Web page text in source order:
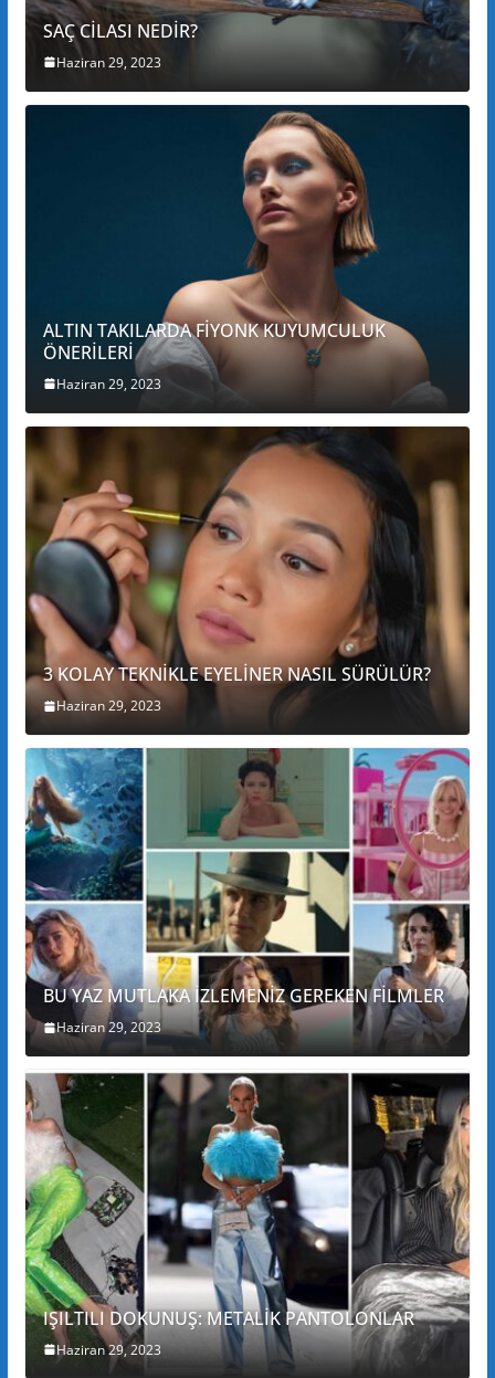
SAÇ CİLASI NEDİR?
Haziran 29, 2023
ALTIN TAKILARDA FİYONK KUYUMCULUK
ÖNERİLERİ
Haziran 29, 2023
3 KOLAY TEKNİKLE EYELİNER NASIL SÜRÜLÜR?
Haziran 29, 2023
BU YAZ MUTLAKA İZLEMENİZ GEREKEN FİLMLER
Haziran 29, 2023
IŞILTILI DOKUNUŞ: METALİK PANTOLONLAR
Haziran 29, 2023